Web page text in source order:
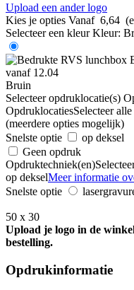
Upload een ander logo
Kies je opties Vanaf 6,64
Selecteer een kleur Kleur:
Bruin
Selecteer opdruklocatie(s)
OpdruklocatiesSelecteer
(meerdere opties mogelijk)
Snelste optie
op deksel
Geen opdruk
Opdruktechniek(en)
op dekselMeer informatie
Snelste optie
50 x 30
Upload je logo in de
bestelling.
Opdrukinformatie